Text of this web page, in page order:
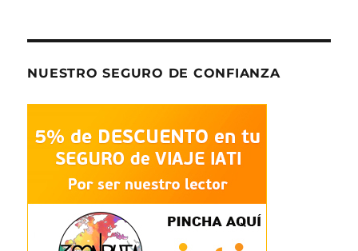
NUESTRO SEGURO DE CONFIANZA